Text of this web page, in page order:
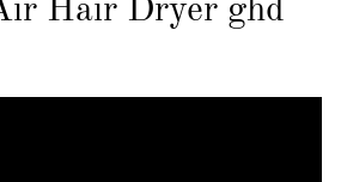
Hair Dryer ghd